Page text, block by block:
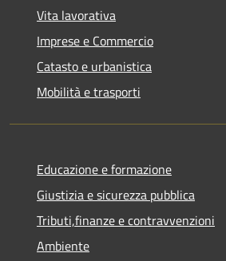
Vita lavorativa
Imprese e Commercio
Catasto e urbanistica
Mobilità e trasporti
Educazione e formazione
Giustizia e sicurezza pubblica
Tributi,finanze e contravvenzioni
Ambiente